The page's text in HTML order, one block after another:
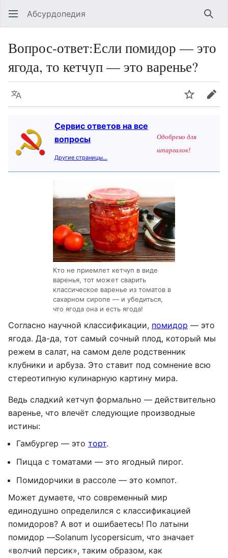
Абсурдопедия
Вопрос-ответ:Если помидор — это
ягода, то кетчуп — это варенье?
Язык
Сервис ответов на все
вопросы
Другие страницы…
Одобрено для
шпаргалок!
Кто не приемлет кетчуп в виде
варенья, тот может сварить
классическое варенье из томатов в
сахарном сиропе — и убедиться,
что ягода она и есть ягода!
Согласно научной классификации, помидор — это
ягода. Да-да, тот самый сочный плод, который мы
режем в салат, на самом деле родственник
клубники и арбуза. Это ставит под сомнение всю
стереотипную кулинарную картину мира.
Ведь сладкий кетчуп формально — действительно
варенье, что влечёт следующие производные
истины:
Гамбургер — это торт.
Пицца с томатами — это ягодный пирог.
Помидорчики в рассоле — это компот.
Может думаете, что современный мир
единодушно определился с классификацией
помидоров? А вот и ошибаетесь! По латыни
помидор —Solanum lycopersicum, что значает
«волчий персик», таким образом, как